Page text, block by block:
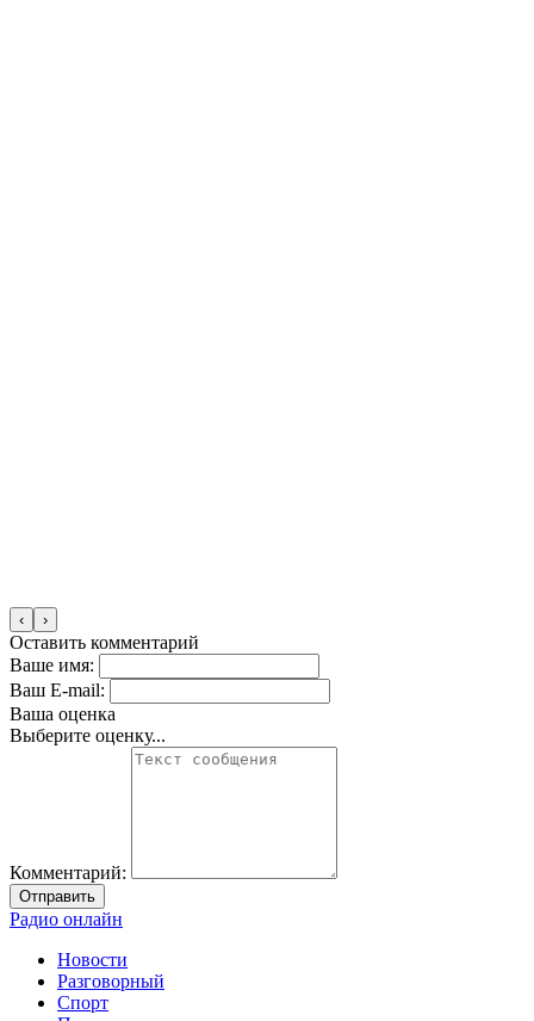
‹ ›
Оставить комментарий
Ваше имя:
Ваш E-mail:
Ваша оценка
Выберите оценку...
Комментарий:
Отправить
Радио онлайн
Новости
Разговорный
Спорт